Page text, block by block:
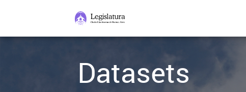
Datasets